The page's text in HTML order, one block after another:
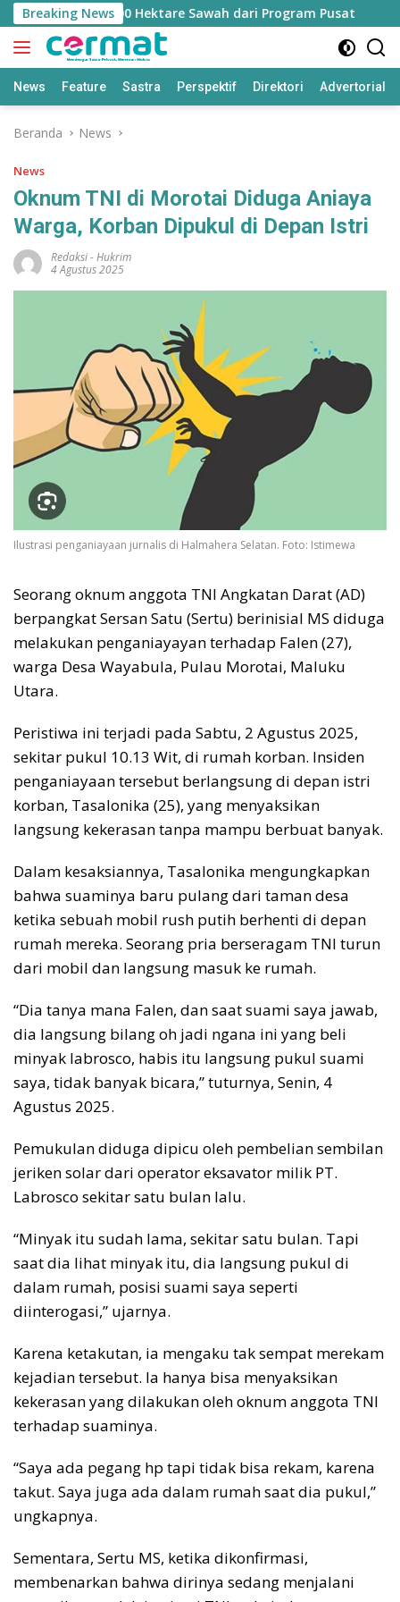
Langsung
ke
konten
Breaking News
Jatah 7.500 Hektare Sawah dari Program Pusat
News Feature Sastra Perspektif Direktori Advertorial
Beranda News
News
Oknum TNI di Morotai Diduga Aniaya
Warga, Korban Dipukul di Depan Istri
Redaksi-Hukrim
4 Agustus 2025
Ilustrasi penganiayaan jurnalis di Halmahera Selatan. Foto: Istimewa
Seorang oknum anggota TNI Angkatan Darat (AD)
berpangkat Sersan Satu (Sertu) berinisial MS diduga
melakukan penganiayayan terhadap Falen (27),
warga Desa Wayabula, Pulau Morotai, Maluku
Utara.
Peristiwa ini terjadi pada Sabtu, 2 Agustus 2025,
sekitar pukul 10.13 Wit, di rumah korban. Insiden
penganiayaan tersebut berlangsung di depan istri
korban, Tasalonika (25), yang menyaksikan
langsung kekerasan tanpa mampu berbuat banyak.
Dalam kesaksiannya, Tasalonika mengungkapkan
bahwa suaminya baru pulang dari taman desa
ketika sebuah mobil rush putih berhenti di depan
rumah mereka. Seorang pria berseragam TNI turun
dari mobil dan langsung masuk ke rumah.
“Dia tanya mana Falen, dan saat suami saya jawab,
dia langsung bilang oh jadi ngana ini yang beli
minyak labrosco, habis itu langsung pukul suami
saya, tidak banyak bicara,” tuturnya, Senin, 4
Agustus 2025.
Pemukulan diduga dipicu oleh pembelian sembilan
jeriken solar dari operator eksavator milik PT.
Labrosco sekitar satu bulan lalu.
“Minyak itu sudah lama, sekitar satu bulan. Tapi
saat dia lihat minyak itu, dia langsung pukul di
dalam rumah, posisi suami saya seperti
diinterogasi,” ujarnya.
Karena ketakutan, ia mengaku tak sempat merekam
kejadian tersebut. Ia hanya bisa menyaksikan
kekerasan yang dilakukan oleh oknum anggota TNI
terhadap suaminya.
“Saya ada pegang hp tapi tidak bisa rekam, karena
takut. Saya juga ada dalam rumah saat dia pukul,”
ungkapnya.
Sementara, Sertu MS, ketika dikonfirmasi,
membenarkan bahwa dirinya sedang menjalani